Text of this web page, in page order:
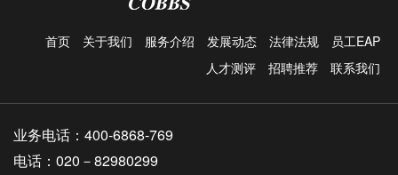
首页 关于我们 服务介绍 发展动态 法律法规
员工EAP
人才测评
招聘推荐 联系我们
业务电话：400-6868-769
电话：020－82980299